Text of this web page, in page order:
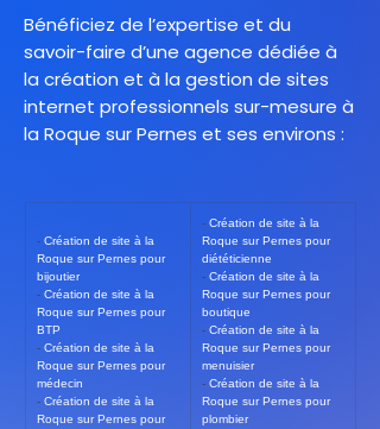
Bénéficiez de l’expertise et du
savoir-faire d’une agence dédiée à
la création et à la gestion de sites
internet professionnels sur-mesure à
la Roque sur Pernes et ses environs :
- Création de site à la
Roque sur Pernes pour
bijoutier
- Création de site à la
Roque sur Pernes pour
BTP
- Création de site à la
Roque sur Pernes pour
médecin
- Création de site à la
Roque sur Pernes pour
- Création de site à la
Roque sur Pernes pour
diététicienne
- Création de site à la
Roque sur Pernes pour
boutique
- Création de site à la
Roque sur Pernes pour
menuisier
- Création de site à la
Roque sur Pernes pour
plombier